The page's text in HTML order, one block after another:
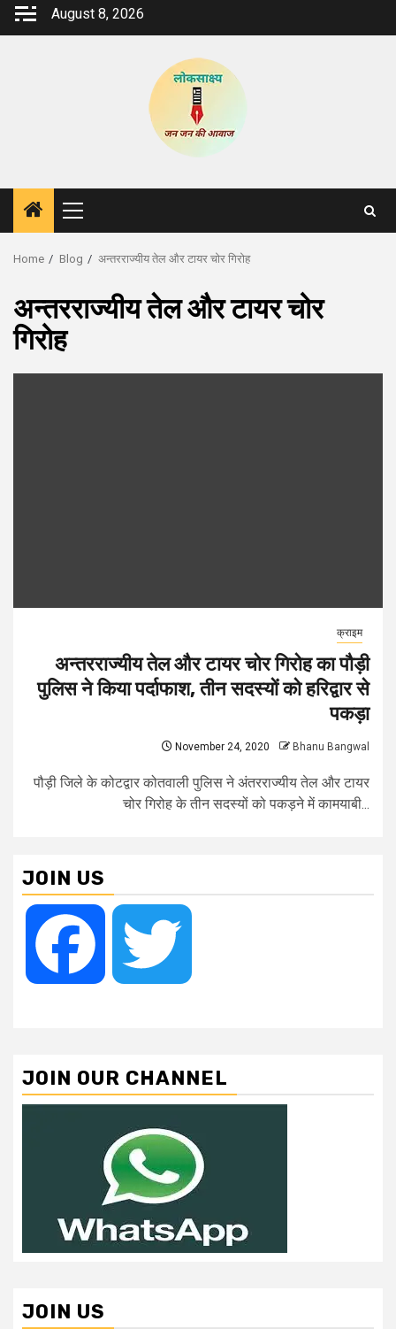
Skip
August 8, 2026
Primary
Menu
Home Blog अन्तरराज्यीय तेल और टायर चोर गिरोह
अन्तरराज्यीय तेल और टायर चोर
गिरोह
क्राइम
अन्तरराज्यीय तेल और टायर चोर गिरोह का पौड़ी
पुलिस ने किया पर्दाफाश, तीन सदस्यों को हरिद्वार से
पकड़ा
November 24, 2020 Bhanu Bangwal
पौड़ी जिले के कोटद्वार कोतवाली पुलिस ने अंतरराज्यीय तेल और टायर
चोर गिरोह के तीन सदस्यों को पकड़ने में कामयाबी...
JOIN US
Facebook
JOIN OUR CHANNEL
JOIN US